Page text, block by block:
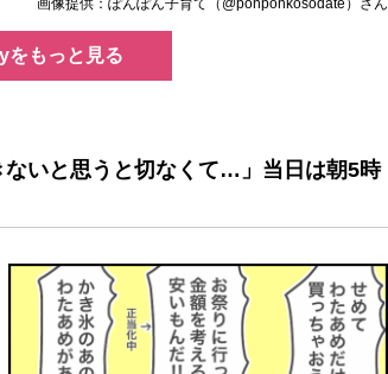
画像提供：ぽんぽん子育て（@ponponkosodate）さん
をもっと見る
ないと思うと切なくて…」当日は朝5時